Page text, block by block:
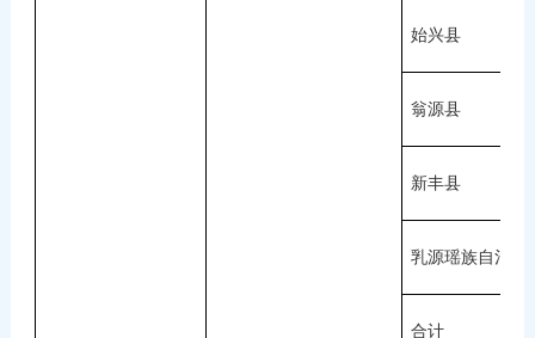
始兴县
翁源县
新丰县
乳源瑶族自治县
合计